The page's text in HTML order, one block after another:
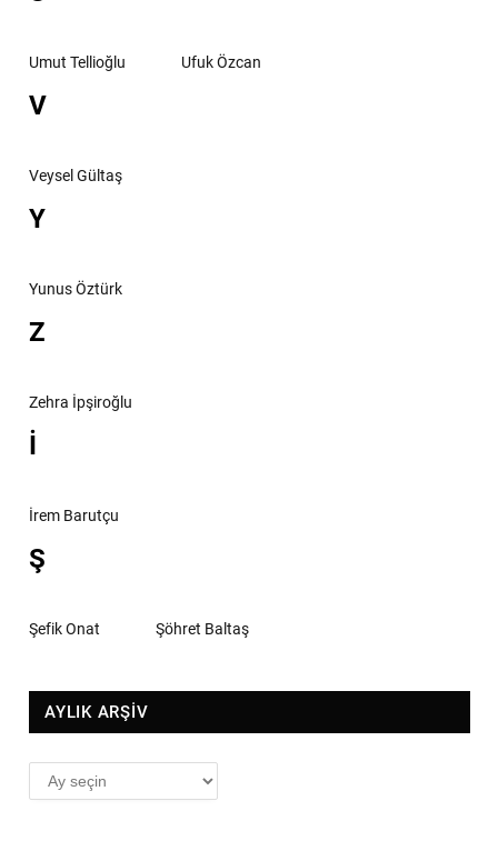
Umut Tellioğlu Ufuk Özcan
V
Veysel Gültaş
Y
Yunus Öztürk
Z
Zehra İpşiroğlu
İ
İrem Barutçu
Ş
Şefik Onat Şöhret Baltaş
AYLIK ARŞİV
AYLIK
ARŞİV